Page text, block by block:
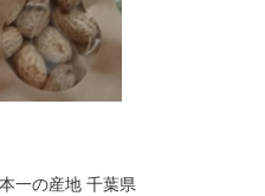
一の産地 千葉県